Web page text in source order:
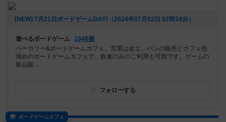
[NEW] 7月21日ボードゲームDAY!（2024年07月02日 02時34分）
遊べるボードゲーム
1048個
ベーカリー&ボードゲームカフェ。営業は金土、パンの販売とカフェ色
強めのボードゲームカフェで、飲食のみのご利用も可能です。ゲームの
新品販...
フォローする
ボードゲームカフェ